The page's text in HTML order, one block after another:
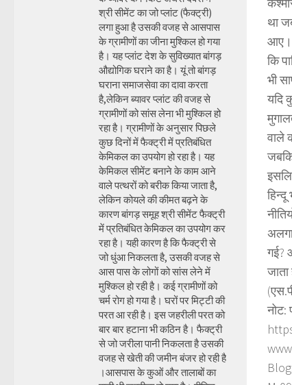
था
आए।
कि
भी
यदि
वाले
गई?
नोट:
श्री सीमेंट का जो प्लांट (फैक्ट्री)
लगा हुआ है उसकी वजह से आसपास
के ग्रामीणों का जीना मुश्किल हो गया
है। यह प्लांट देश के सुविख्यात बांगड़
औद्योगिक घराने का है। यूं तो बांगड़
घराना समाजसेवा का दावा करता
है,लेकिन ब्यावर प्लांट की वजह से
ग्रामीणों को सांस लेना भी मुश्किल हो
रहा है। ग्रामीणों के अनुसार पिछले
कुछ दिनों में फैक्ट्री में प्रतिबंधित
केमिकल का उपयोग हो रहा है। यह
केमिकल सीमेंट बनाने के काम आने
वाले पत्थरों को बरीक किया जाता है,
लेकिन कोयले की कीमत बढ़ने के
कारण बांगड़ समूह श्री सीमेंट फैक्ट्री
में प्रतिबंधित केमिकल का उपयोग कर
रहा है। यही कारण है कि फैक्ट्री से
जो धुंआ निकलता है, उसकी वजह से
आस पास के लोगों को सांस लेने में
मुश्किल हो रही है। कई ग्रामीणों को
चर्म रोग हो गया है। घरों पर मिट्टी की
परत आ रही है। इस जहरीली परत को
बार बार हटाना भी कठिन है। फैक्ट्री
से जो जरीला पानी निकलता है उसकी
वजह से खेती की जमीन बंजर हो रही है
।आसपास के कुओं और तालाबों का